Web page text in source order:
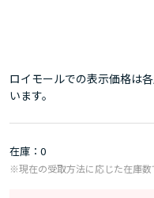
ロイモールでの表示価格は
います。
在庫 0
※現在の受取方法に応じた在庫数